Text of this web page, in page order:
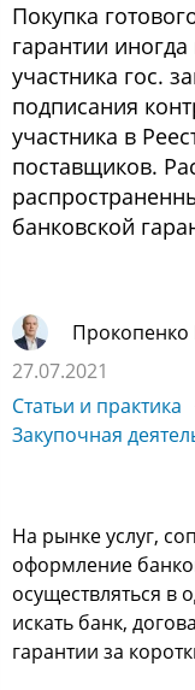
Покупка
гарантии
участника гос.
подписания
участника в
поставщиков.
банковской
27.07.2021
Статьи и практика
Закупочная
На рынке услуг,
оформление
осуществляться в
искать банк,
гарантии за